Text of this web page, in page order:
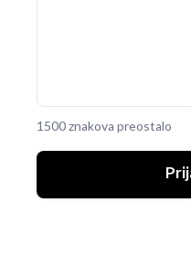
1500 znakova preostalo